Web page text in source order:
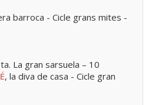
barroca - Cicle grans mites -
La gran sarsuela – 10
, la diva de casa - Cicle gran